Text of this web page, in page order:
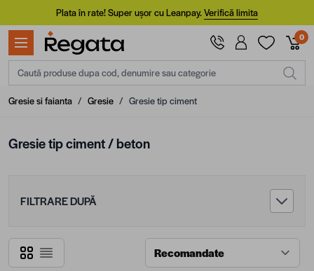
Mergi la ConținutPlata în rate! Super ușor cu Leanpay.Verifică limita
0
Caută produse dupa cod, denumire sau categorie
Gresie si faianta / Gresie / Gresie tip ciment
Gresie tip ciment / beton
FILTRARE DUPĂ
Grilă
Listă